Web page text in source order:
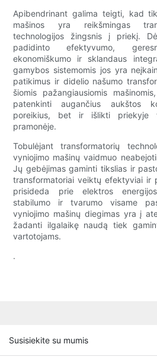
Apibendrinant galima teigti, kad
mašinos yra reikšmingas
technologijos žingsnis į priekį.
padidinto efektyvumo,
ekonomiškumo ir sklandaus
gamybos sistemomis jos yra
patikimus ir didelio našumo
šiomis pažangiausiomis
patenkinti augančius aukštos
poreikius, bet ir išlikti priekyje
pramonėje.
Tobulėjant transformatorių
vyniojimo mašinų vaidmuo
Jų gebėjimas gaminti tikslias ir
transformatoriai veiktų efektyviai ir
prisideda prie elektros
stabilumo ir tvarumo visame
vyniojimo mašinų diegimas yra į
žadanti ilgalaikę naudą tiek
vartotojams.
.
Susisiekite su mumis